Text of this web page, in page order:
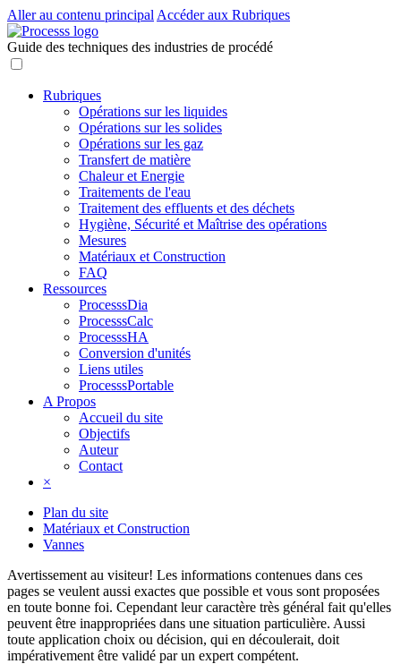
Aller au contenu principal Accéder aux Rubriques
Guide des techniques des industries de procédé
Rubriques
Opérations sur les liquides
Opérations sur les solides
Opérations sur les gaz
Transfert de matière
Chaleur et Energie
Traitements de l'eau
Traitement des effluents et des déchets
Hygiène, Sécurité et Maîtrise des opérations
Mesures
Matériaux et Construction
FAQ
Ressources
ProcesssDia
ProcesssCalc
ProcesssHA
Conversion d'unités
Liens utiles
ProcesssPortable
A Propos
Accueil du site
Objectifs
Auteur
Contact
×
Plan du site
Matériaux et Construction
Vannes
Avertissement au visiteur! Les informations contenues dans ces
pages se veulent aussi exactes que possible et vous sont proposées
en toute bonne foi. Cependant leur caractère très général fait qu'elles
peuvent être inappropriées dans une situation particulière. Aussi
toute application choix ou décision, qui en découlerait, doit
impérativement être validé par un expert compétent.